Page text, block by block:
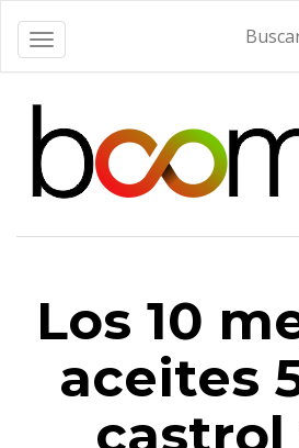
Alternar navegación
Los 10
aceites
castrol